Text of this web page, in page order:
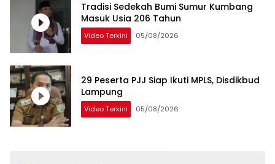
Tradisi Sedekah Bumi Sumur Kumbang
Masuk Usia 206 Tahun
Video Terkini 05/08/2026
29 Peserta PJJ Siap Ikuti MPLS, Disdikbud
Lampung
Video Terkini 05/08/2026